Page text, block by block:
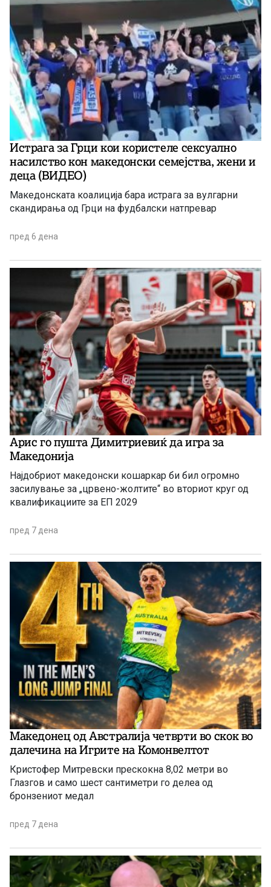
Истрага за Грци кои користеле сексуално
насилство кон македонски семејства, жени и
деца (ВИДЕО)
Македонската коалиција бара истрага за вулгарни
скандирања од Грци на фудбалски натпревар
пред 6 дена
Арис го пушта Димитриевиќ да игра за
Македонија
Најдобриот македонски кошаркар би бил огромно
засилување за „црвено-жолтите“ во вториот круг од
квалификациите за ЕП 2029
пред 7 дена
Македонец од Австралија четврти во скок во
далечина на Игрите на Комонвелтот
Кристофер Митревски прескокна 8,02 метри во
Глазгов и само шест сантиметри го делеа од
бронзениот медал
пред 7 дена